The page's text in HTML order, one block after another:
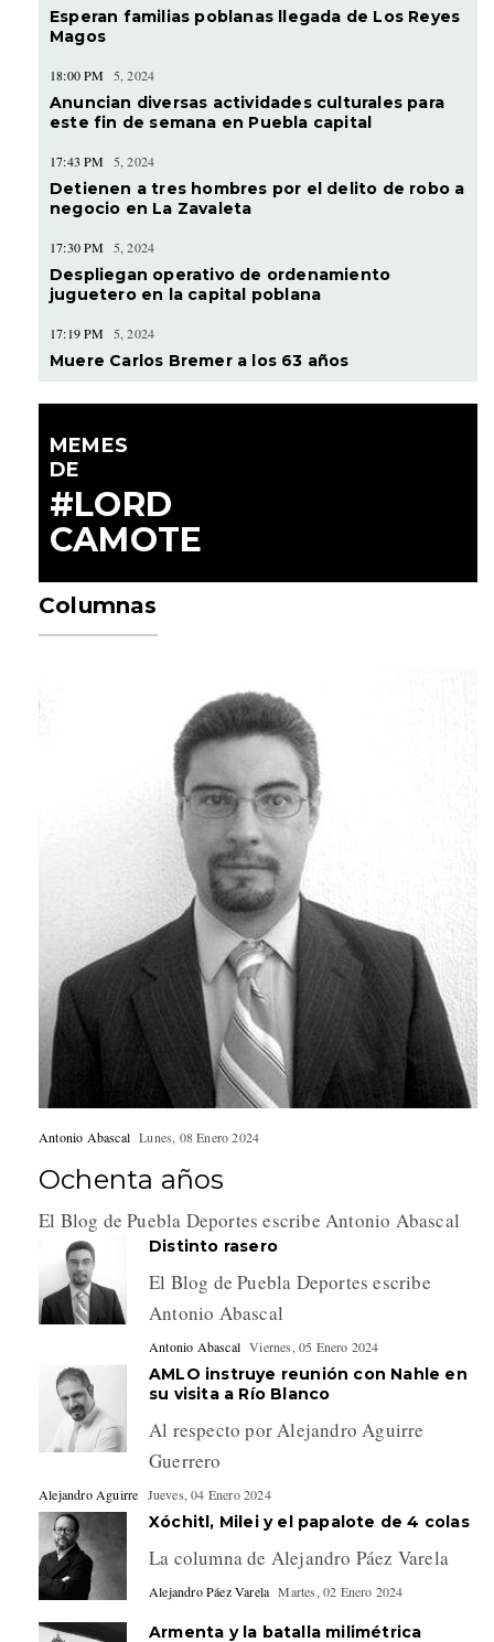
Esperan familias poblanas llegada de Los Reyes
Magos
18:00 PM 5, 2024
Anuncian diversas actividades culturales para
este fin de semana en Puebla capital
17:43 PM 5, 2024
Detienen a tres hombres por el delito de robo a
negocio en La Zavaleta
17:30 PM 5, 2024
Despliegan operativo de ordenamiento
juguetero en la capital poblana
17:19 PM 5, 2024
Muere Carlos Bremer a los 63 años
MEMES
DE
#LORD
CAMOTE
Columnas
Antonio Abascal Lunes, 08 Enero 2024
Ochenta años
El Blog de Puebla Deportes escribe Antonio Abascal
Distinto rasero
El Blog de Puebla Deportes escribe
Antonio Abascal
Antonio Abascal Viernes, 05 Enero 2024
AMLO instruye reunión con Nahle en
su visita a Río Blanco
Al respecto por Alejandro Aguirre
Guerrero
Alejandro Aguirre Jueves, 04 Enero 2024
Xóchitl, Milei y el papalote de 4 colas
La columna de Alejandro Páez Varela
Alejandro Páez Varela Martes, 02 Enero 2024
Armenta y la batalla milimétrica